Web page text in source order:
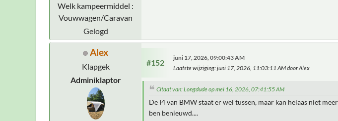
Welk kampeermiddel :
Vouwwagen/Caravan
Gelogd
Alex
Klapgek
Adminiklaptor
#152
juni 17, 2026, 09:00:43 AM
Laatste wijziging: juni 17, 2026, 11:03:11 AM door Alex
Citaat van: Longdude op mei 16, 2026, 07:41:55 AM
De I4 van BMW staat er wel tussen, maar kan helaas niet
ben benieuwd....